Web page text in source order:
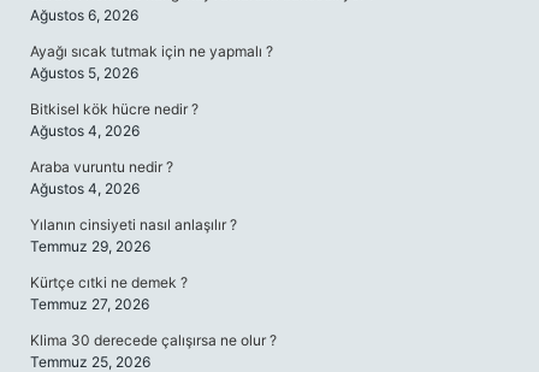
Ağustos 6, 2026
Ayağı sıcak tutmak için ne yapmalı ?
Ağustos 5, 2026
Bitkisel kök hücre nedir ?
Ağustos 4, 2026
Araba vuruntu nedir ?
Ağustos 4, 2026
Yılanın cinsiyeti nasıl anlaşılır ?
Temmuz 29, 2026
Kürtçe cıtki ne demek ?
Temmuz 27, 2026
Klima 30 derecede çalışırsa ne olur ?
Temmuz 25, 2026